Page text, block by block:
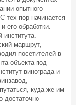
опытного
тех пор начинается
его обработки.
института.
маршрут,
посетителей в
объекта под
винограда и
куда же им
достаточно